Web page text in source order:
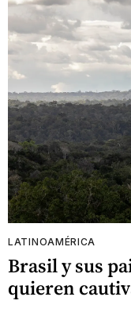
LATINOAMÉRICA
Brasil y sus
quieren